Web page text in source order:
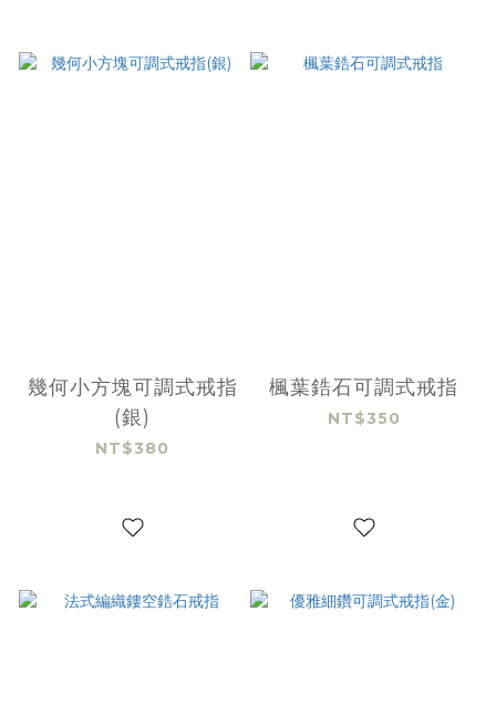
幾何小方塊可調式戒指
(銀)
NT$380
楓葉鋯石可調式戒指
NT$350